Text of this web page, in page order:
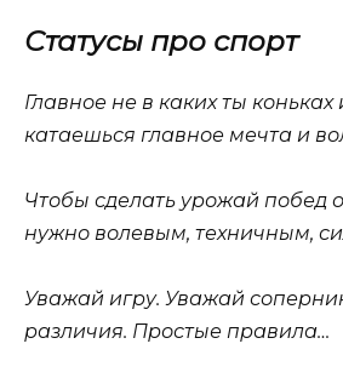
Статусы про спорт
Главное не в каких ты коньках
катаешься главное мечта и
Чтобы сделать урожай побед
нужно волевым, техничным,
Уважай игру. Уважай
различия. Простые правила…